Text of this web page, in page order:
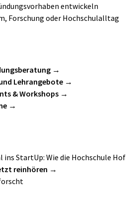
entwickeln
Forschung oder Hochschulalltag
Lehrangebote
& Workshops
ins StartUp: Wie die Hochschule Hof
reinhören